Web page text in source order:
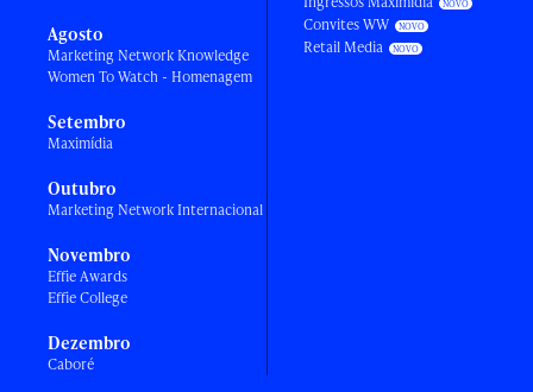
Agosto
Marketing Network Knowledge
Women To Watch - Homenagem
Setembro
Maximídia
Outubro
Marketing Network Internacional
Novembro
Effie Awards
Effie College
Dezembro
Caboré
Convites WW
Retail Media